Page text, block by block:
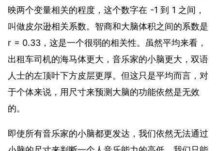
映两个变量相关的程度，这个数字在 -1 到 1 之间，
叫做皮尔逊相关系数。智商和大脑体积之间的系数是
r = 0.33，这是一个很弱的相关性。虽然平均来看，
出租车司机的海马体更大，音乐家的小脑更大，双语
人士的左顶叶下方皮层更厚。但这只是平均而言，对
于个体来说，用尺寸来预测大脑的功能依然是无效
的。
即使所有音乐家的小脑都更发达，我们依然无法通过